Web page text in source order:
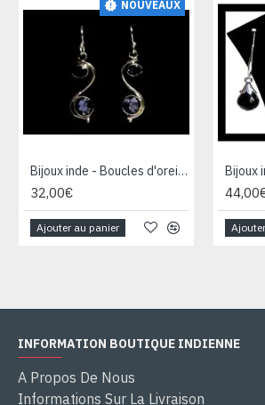
NOUVEAUX
Bijoux inde - Boucles d'oreilles indiennes argent et saphir d'eau
32,00€
Ajouter au panier
INFORMATION BOUTIQUE INDIENNE
A Propos De Nous
Informations Sur La Livraison